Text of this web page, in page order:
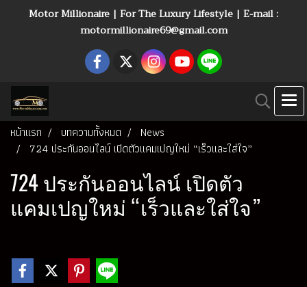
Motor Millionaire | For The Luxury Lifestyle | E-mail :
motormillionaire69@gmail.com
หน้าแรก บทความทั้งหมด
News
724 ประกันออนไลน์ เปิดตัวแคมเปญใหม่ “เร็วและใส่ใจ”
724 ประกันออนไลน์ เปิดตัว
แคมเปญใหม่ “เร็วและใส่ใจ”